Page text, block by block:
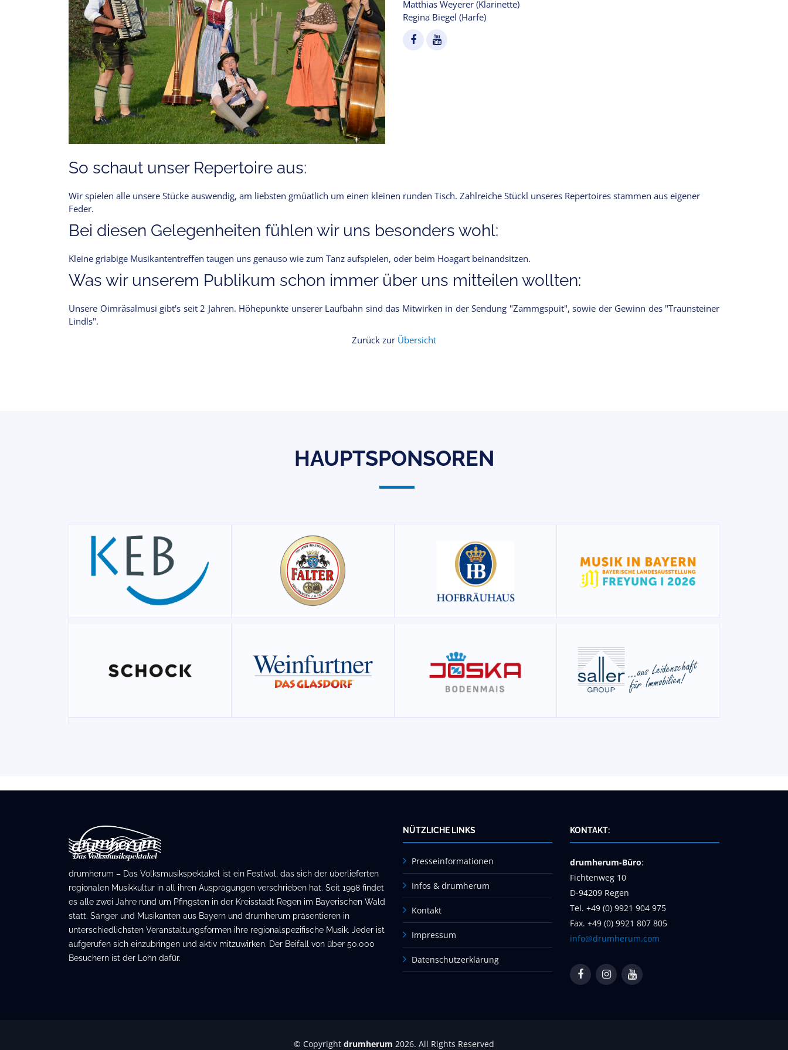
Matthias Weyerer (Klarinette)
Regina Biegel (Harfe)
So schaut unser Repertoire aus:
Wir spielen alle unsere Stücke auswendig, am liebsten gmüatlich um einen kleinen runden Tisch. Zahlreiche Stückl unseres Repertoires stammen aus eigener
Feder.
Bei diesen Gelegenheiten fühlen wir uns besonders wohl:
Kleine griabige Musikantentreffen taugen uns genauso wie zum Tanz aufspielen, oder beim Hoagart beinandsitzen.
Was wir unserem Publikum schon immer über uns mitteilen wollten:
Unsere Oimräsalmusi gibt's seit 2 Jahren. Höhepunkte unserer Laufbahn sind das Mitwirken in der Sendung "Zammgspuit", sowie der Gewinn des "Traunsteiner
Lindls".
Zurück zur Übersicht
HAUPTSPONSOREN
drumherum – Das Volksmusikspektakel ist ein Festival, das sich der überlieferten
regionalen Musikkultur in all ihren Ausprägungen verschrieben hat. Seit 1998 findet
es alle zwei Jahre rund um Pfingsten in der Kreisstadt Regen im Bayerischen Wald
statt. Sänger und Musikanten aus Bayern und drumherum präsentieren in
unterschiedlichsten Veranstaltungsformen ihre regionalspezifische Musik. Jeder ist
aufgerufen sich einzubringen und aktiv mitzuwirken. Der Beifall von über 50.000
Besuchern ist der Lohn dafür.
NÜTZLICHE LINKS
Presseinformationen
Infos & drumherum
Kontakt
Impressum
Datenschutzerklärung
KONTAKT:
drumherum-Büro:
Fichtenweg 10
D-94209 Regen
Tel. +49 (0) 9921 904 975
Fax. +49 (0) 9921 807 805
info@drumherum.com
© Copyright drumherum 2026. All Rights Reserved